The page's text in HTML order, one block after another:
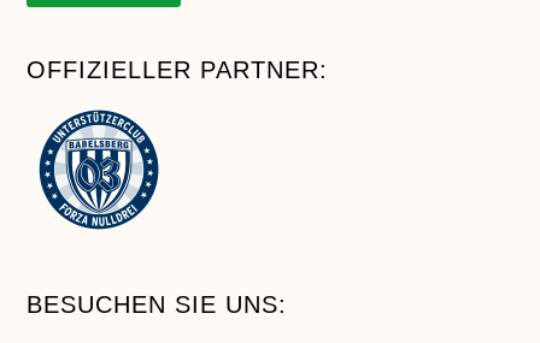
OFFIZIELLER PARTNER:
BESUCHEN SIE UNS: